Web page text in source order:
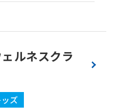
ルネスクラ
ズ
page.
if
you